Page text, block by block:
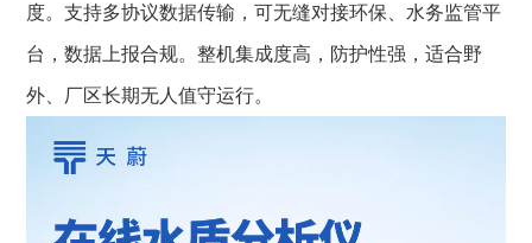
度。支持多协议数据传输，可无缝对接环保、水务监管平
台，数据上报合规。整机集成度高，防护性强，适合野
外、厂区长期无人值守运行。